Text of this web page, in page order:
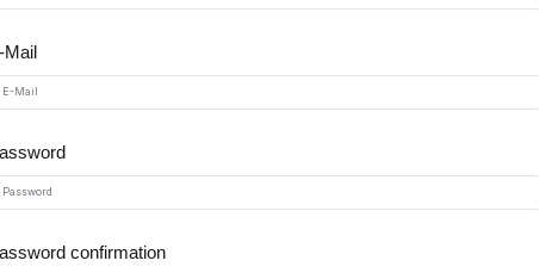
confirmation
Remember me Lost your password?
Sign up
Already have an account?